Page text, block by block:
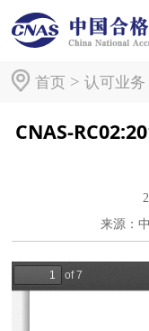
首页> 认可业务
CNAS-
来源：